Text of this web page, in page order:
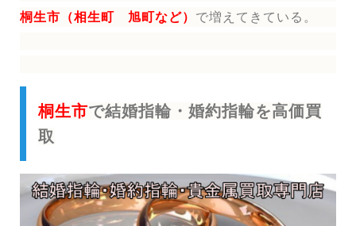
桐生市（相生町 旭町など） で増えてきている。
桐生市で結婚指輪・婚約指輪を高価買
取